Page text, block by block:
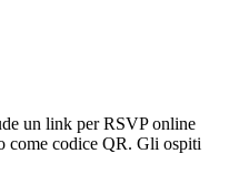
un link per RSVP online
come codice QR. Gli ospiti